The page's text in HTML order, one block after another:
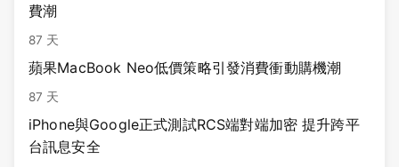
費潮
87 天
蘋果MacBook Neo低價策略引發消費衝動購機潮
87 天
iPhone與Google正式測試RCS端對端加密 提升跨平
台訊息安全